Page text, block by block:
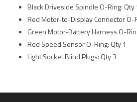
Black Driveside Spindle O-Ring: Qty
Red Motor-to-Display Connector O-
Green Motor-Battery Harness O-
Red Speed Sensor O-Ring: Qty 1
Light Socket Blind Plugs: Qty 3